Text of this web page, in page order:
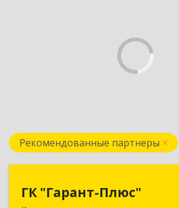
Рекомендованные партнеры
ГК "Гарант-Плюс"